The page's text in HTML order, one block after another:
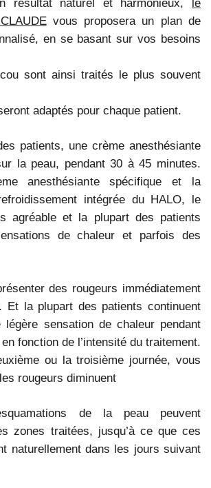
résultat naturel et harmonieux,
le
vous proposera un plan de
en se basant sur vos besoins
sont ainsi traités le plus souvent
adaptés pour chaque patient.
patients, une crème anesthésiante
la peau, pendant 30 à 45 minutes.
anesthésiante spécifique et la
intégrée du HALO, le
agréable et la plupart des patients
de chaleur et parfois des
des rougeurs immédiatement
Et la plupart des patients continuent
sensation de chaleur pendant
fonction de l’intensité du traitement.
ou la troisième journée, vous
rougeurs diminuent
de la peau peuvent
zones traitées, jusqu’à ce que ces
naturellement dans les jours suivant